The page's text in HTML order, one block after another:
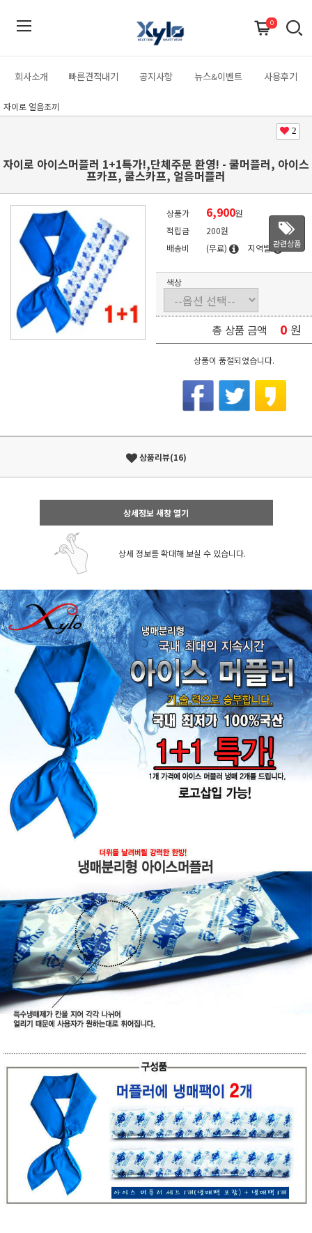
0
회사소개 빠른견적내기 공지사항 뉴스&이벤트 사용후기
자이로 얼음조끼
2
자이로 아이스머플러 1+1특가!,단체주문 환영! - 쿨머플러, 아이스
프카프, 쿨스카프, 얼음머플러
상품가 6,900원
적립금
200원
배송비
(무료) 지역별 관련상품
색상
총 상품 금액 0 원
상품이 품절되었습니다.
상품리뷰(16)
상세정보 새창 열기
상세 정보를 확대해 보실 수 있습니다.